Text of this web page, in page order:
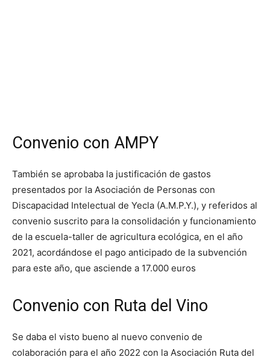
Convenio con AMPY
También se aprobaba la justificación de gastos
presentados por la Asociación de Personas con
Discapacidad Intelectual de Yecla (A.M.P.Y.), y referidos al
convenio suscrito para la consolidación y funcionamiento
de la escuela-taller de agricultura ecológica, en el año
2021, acordándose el pago anticipado de la subvención
para este año, que asciende a 17.000 euros
Convenio con Ruta del Vino
Se daba el visto bueno al nuevo convenio de
colaboración para el año 2022 con la Asociación Ruta del